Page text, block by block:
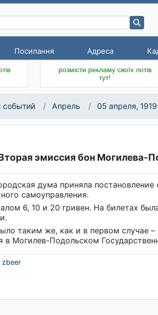
Посилання Адреса
розмісти рекламу своїх лотів
тут!
событий Апрель 05 апреля,
эмиссия бон Могилева-
дума приняла
самоуправления.
6, 10 и 20 гривен. На билетах
таким же, как и в первом случае
Могилев-Подольском
zbeer